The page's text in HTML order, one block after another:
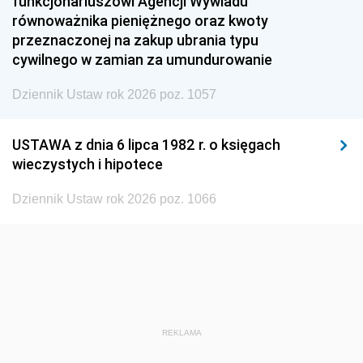
1948 1947
1945 1944 1939
1938 1937 1936
1935 1934
1929 1928 1927
równoważnika pieniężnego oraz kwoty
przeznaczonej na zakup ubrania typu
cywilnego w zamian za umundurowanie
Dziennik Ustaw rok 2026 poz. 1057
USTAWA z dnia 6 lipca 1982 r. o księgach
wieczystych i hipotece
Dziennik Ustaw rok 2026 poz. 1066
REKLAMA